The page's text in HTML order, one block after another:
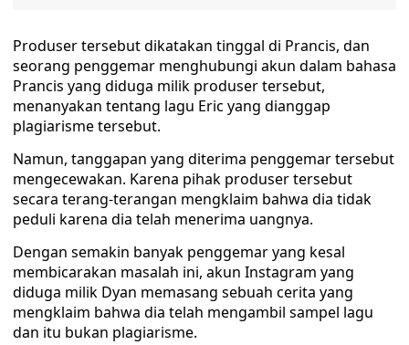
Produser tersebut dikatakan tinggal di Prancis, dan
seorang penggemar menghubungi akun dalam bahasa
Prancis yang diduga milik produser tersebut,
menanyakan tentang lagu Eric yang dianggap
plagiarisme tersebut.
Namun, tanggapan yang diterima penggemar tersebut
mengecewakan. Karena pihak produser tersebut
secara terang-terangan mengklaim bahwa dia tidak
peduli karena dia telah menerima uangnya.
Dengan semakin banyak penggemar yang kesal
membicarakan masalah ini, akun Instagram yang
diduga milik Dyan memasang sebuah cerita yang
mengklaim bahwa dia telah mengambil sampel lagu
dan itu bukan plagiarisme.